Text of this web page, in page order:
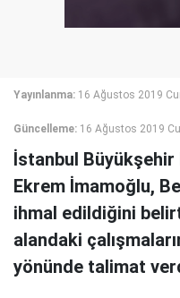
Yayınlanma: 16 Ağustos 2019
Güncelleme: 16 Ağustos 2019
İstanbul Büyükşehir
Ekrem İmamoğlu,
ihmal edildiğini
alandaki
yönünde talimat